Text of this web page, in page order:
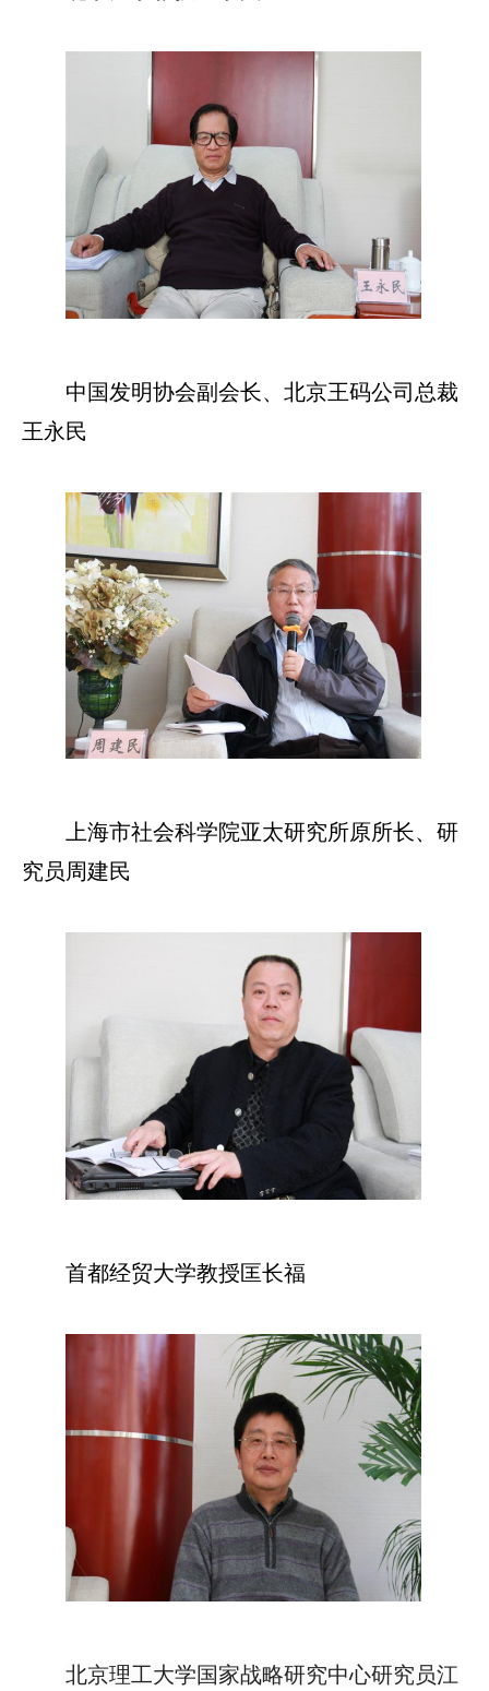
中国发明协会副会长、北京王码公司总裁
王永民
上海市社会科学院亚太研究所原所长、研
究员周建民
首都经贸大学教授匡长福
北京理工大学国家战略研究中心研究员江